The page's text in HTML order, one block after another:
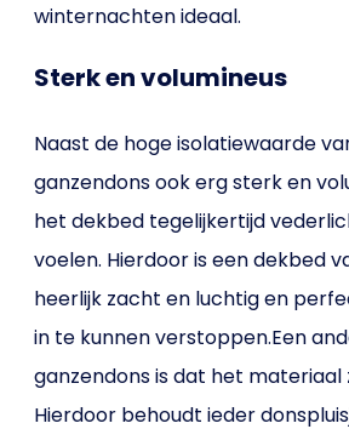
winternachten ideaal.
Sterk en volumineus
Naast de hoge isolatiewaarde
ganzendons ook erg sterk en
het dekbed tegelijkertijd
voelen. Hierdoor is een dekbed
heerlijk zacht en luchtig en
in te kunnen verstoppen.Een
ganzendons is dat het materiaal
Hierdoor behoudt ieder